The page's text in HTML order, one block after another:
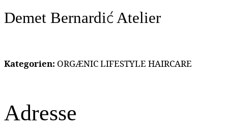
Demet Bernardić Atelier
Kategorien: ORGÆNIC LIFESTYLE HAIRCARE
Adresse